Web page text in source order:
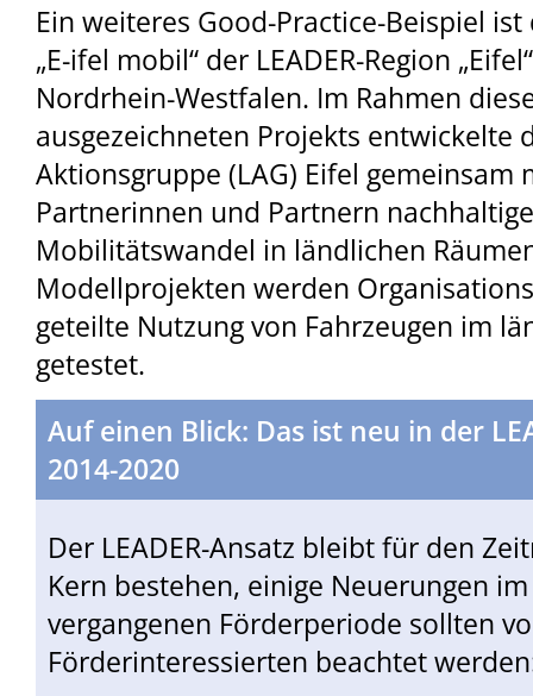
Ein weiteres Good-Practice-Beispiel ist
„E-ifel mobil“ der LEADER-Region
Nordrhein-Westfalen. Im Rahmen
ausgezeichneten Projekts entwickelte
Aktionsgruppe (LAG) Eifel gemeinsam
Partnerinnen und Partnern
Mobilitätswandel in ländlichen
Modellprojekten werden
geteilte Nutzung von Fahrzeugen im
getestet.
Auf einen Blick: Das ist neu in der
2014-2020
Der LEADER-Ansatz bleibt für den
Kern bestehen, einige Neuerungen
vergangenen Förderperiode sollten
Förderinteressierten beachtet